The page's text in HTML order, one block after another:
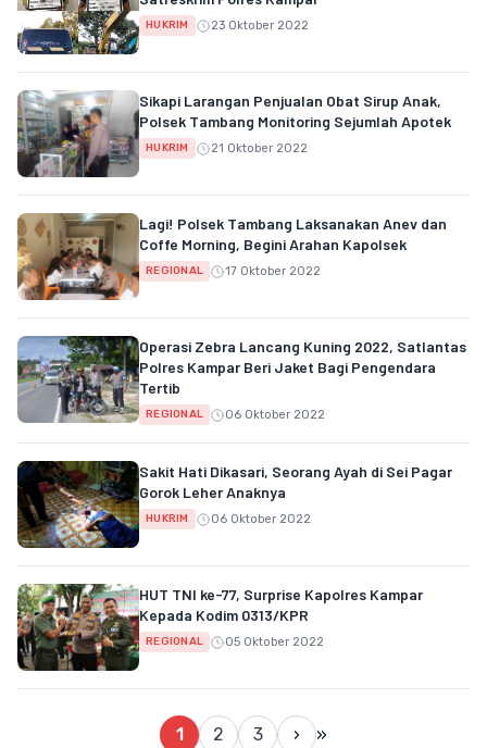
HUKRIM 23 Oktober 2022
Sikapi Larangan Penjualan Obat Sirup Anak,
Polsek Tambang Monitoring Sejumlah Apotek
HUKRIM 21 Oktober 2022
Lagi! Polsek Tambang Laksanakan Anev dan
Coffe Morning, Begini Arahan Kapolsek
REGIONAL 17 Oktober 2022
Operasi Zebra Lancang Kuning 2022, Satlantas
Polres Kampar Beri Jaket Bagi Pengendara
Tertib
REGIONAL 06 Oktober 2022
Sakit Hati Dikasari, Seorang Ayah di Sei Pagar
Gorok Leher Anaknya
HUKRIM 06 Oktober 2022
HUT TNI ke-77, Surprise Kapolres Kampar
Kepada Kodim 0313/KPR
REGIONAL 05 Oktober 2022
1 2 3 › »